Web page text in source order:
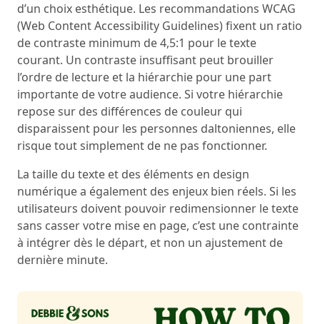
d’un choix esthétique. Les recommandations WCAG
(Web Content Accessibility Guidelines) fixent un ratio
de contraste minimum de 4,5:1 pour le texte
courant. Un contraste insuffisant peut brouiller
l’ordre de lecture et la hiérarchie pour une part
importante de votre audience. Si votre hiérarchie
repose sur des différences de couleur qui
disparaissent pour les personnes daltoniennes, elle
risque tout simplement de ne pas fonctionner.
La taille du texte et des éléments en design
numérique a également des enjeux bien réels. Si les
utilisateurs doivent pouvoir redimensionner le texte
sans casser votre mise en page, c’est une contrainte
à intégrer dès le départ, et non un ajustement de
dernière minute.